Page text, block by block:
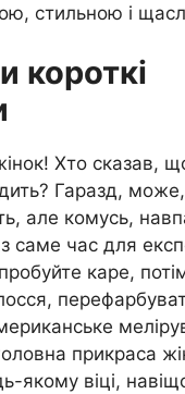
стильною і
короткі
Хто сказав,
Гаразд, може,
але комусь,
саме час для
каре,
прикраса
якому віці,